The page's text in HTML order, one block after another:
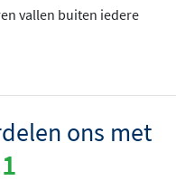
vallen buiten iedere
ons met